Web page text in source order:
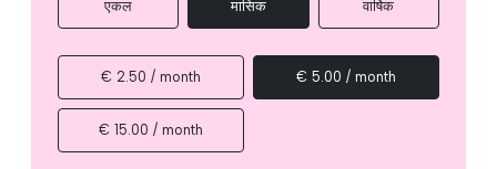
एकल मासिक वार्षिक
€ 2.50 / month € 5.00 / month
€ 15.00 / month